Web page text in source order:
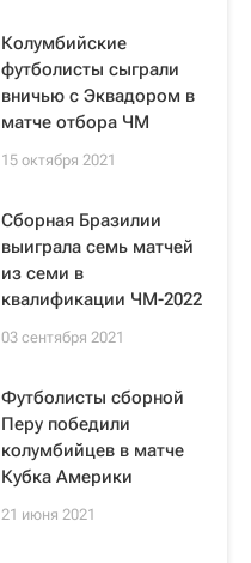
Колумбийские
футболисты сыграли
вничью с Эквадором в
матче отбора ЧМ
15 октября 2021
Сборная Бразилии
выиграла семь матчей
из семи в
квалификации ЧМ-2022
03 сентября 2021
Футболисты сборной
Перу победили
колумбийцев в матче
Кубка Америки
21 июня 2021